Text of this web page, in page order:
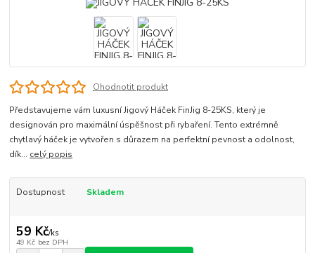
Ohodnotit produkt
Představujeme vám luxusní Jigový Háček FinJig 8-25KS, který je
designován pro maximální úspěšnost při rybaření. Tento extrémně
chytlavý háček je vytvořen s důrazem na perfektní pevnost a odolnost,
dík... celý popis
Dostupnost Skladem
59 Kč/ks
49 Kč bez DPH